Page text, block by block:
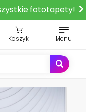
fototapety!
Koszyk Menu